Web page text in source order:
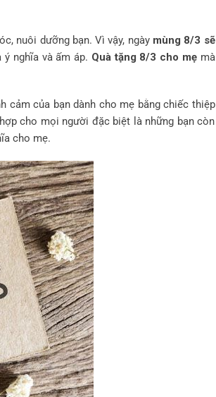
nuôi dưỡng bạn. Vì vậy, ngày mùng 8/3 sẽ
nghĩa và ấm áp. Quà tặng 8/3 cho mẹ mà
của bạn dành cho mẹ bằng chiếc thiệp
cho mọi người đặc biệt là những bạn còn
cho mẹ.